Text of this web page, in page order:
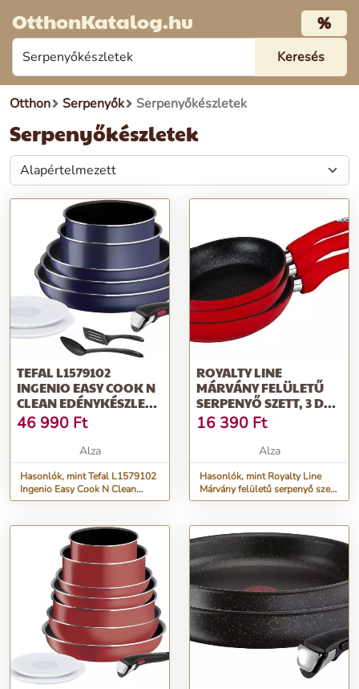
OtthonKatalog.hu %
Otthon Serpenyők Serpenyőkészletek
Serpenyőkészletek
TEFAL L1579102
INGENIO EASY COOK N
CLEAN EDÉNYKÉSZLET,
10 DB
46 990 Ft
Alza
Hasonlók, mint Tefal L1579102
Ingenio Easy Cook N Clean
Edénykészlet, 10 db
ROYALTY LINE
MÁRVÁNY FELÜLETŰ
SERPENYŐ SZETT, 3 DB,
20/24/28 CM, PIROS
16 390 Ft
Alza
Hasonlók, mint Royalty Line
Márvány felületű serpenyő szett,
3 db, 20/24/28 cm, piros